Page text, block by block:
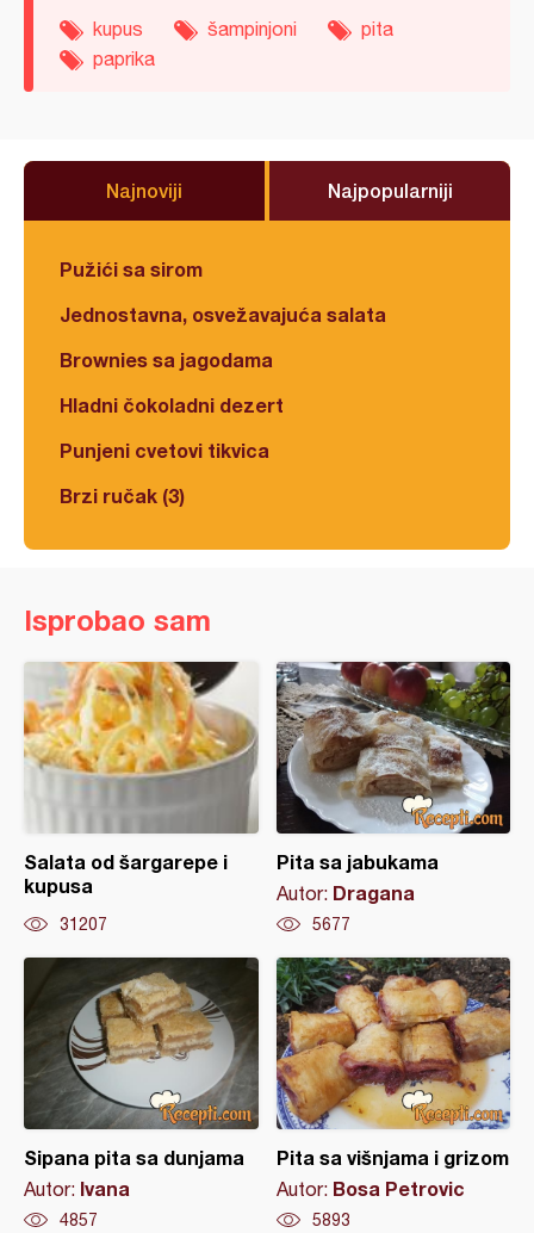
kupus šampinjoni
pita
paprika
Najnoviji Najpopularniji
Pužići sa sirom
Jednostavna, osvežavajuća salata
Brownies sa jagodama
Hladni čokoladni dezert
Punjeni cvetovi tikvica
Brzi ručak (3)
Isprobao sam
Salata od šargarepe i
kupusa
31207
Pita sa jabukama
Autor: Dragana
5677
Sipana pita sa dunjama
Autor: Ivana
4857
Pita sa višnjama i grizom
Autor: Bosa Petrovic
5893